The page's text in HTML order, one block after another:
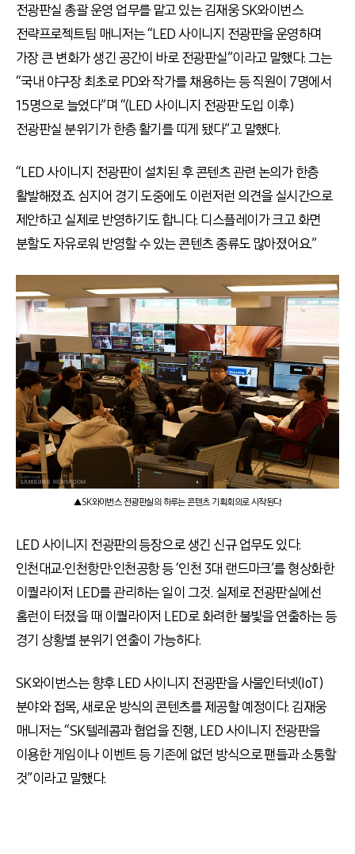
전광판실 총괄 운영 업무를 맡고 있는 김재웅 SK와이번스
전략프로젝트팀 매니저는 “LED 사이니지 전광판을 운영하며
가장 큰 변화가 생긴 공간이 바로 전광판실”이라고 말했다. 그는
“국내 야구장 최초로 PD와 작가를 채용하는 등 직원이 7명에서
15명으로 늘었다”며 “(LED 사이니지 전광판 도입 이후)
전광판실 분위기가 한층 활기를 띠게 됐다”고 말했다.
“LED 사이니지 전광판이 설치된 후 콘텐츠 관련 논의가 한층
활발해졌죠. 심지어 경기 도중에도 이런저런 의견을 실시간으로
제안하고 실제로 반영하기도 합니다. 디스플레이가 크고 화면
분할도 자유로워 반영할 수 있는 콘텐츠 종류도 많아졌어요.”
▲SK와이번스 전광판실의 하루는 콘텐츠 기획회의로 시작된다
LED 사이니지 전광판의 등장으로 생긴 신규 업무도 있다.
인천대교∙인천항만∙인천공항 등 ‘인천 3대 랜드마크’를 형상화한
이퀄라이저 LED를 관리하는 일이 그것. 실제로 전광판실에선
홈런이 터졌을 때 이퀄라이저 LED로 화려한 불빛을 연출하는 등
경기 상황별 분위기 연출이 가능하다.
SK와이번스는 향후 LED 사이니지 전광판을 사물인터넷(IoT)
분야와 접목, 새로운 방식의 콘텐츠를 제공할 예정이다. 김재웅
매니저는 “SK텔레콤과 협업을 진행, LED 사이니지 전광판을
이용한 게임이나 이벤트 등 기존에 없던 방식으로 팬들과 소통할
것”이라고 말했다.